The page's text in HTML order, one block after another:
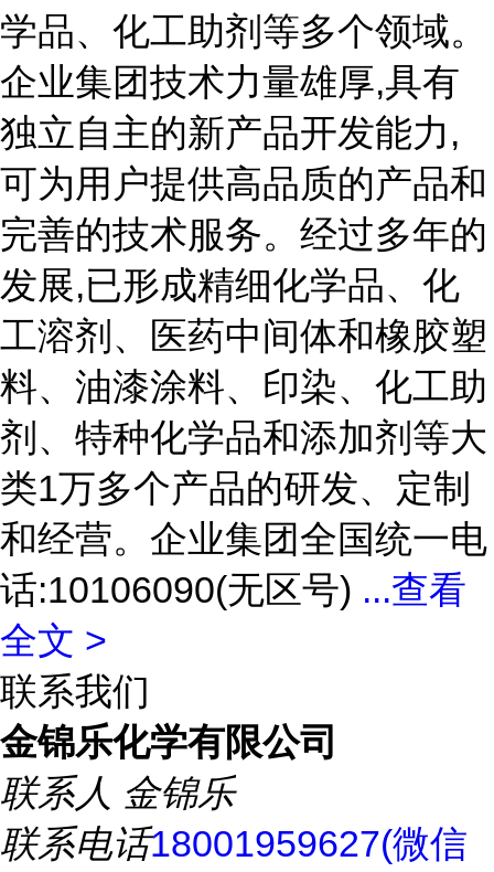
学品、化工助剂等多个领域。
企业集团技术力量雄厚,具有
独立自主的新产品开发能力,
可为用户提供高品质的产品和
完善的技术服务。经过多年的
发展,已形成精细化学品、化
工溶剂、医药中间体和橡胶塑
料、油漆涂料、印染、化工助
剂、特种化学品和添加剂等大
类1万多个产品的研发、定制
和经营。企业集团全国统一电
话:10106090(无区号) ...查看
全文 >
联系我们
金锦乐化学有限公司
联系人 金锦乐
联系电话18001959627(微信